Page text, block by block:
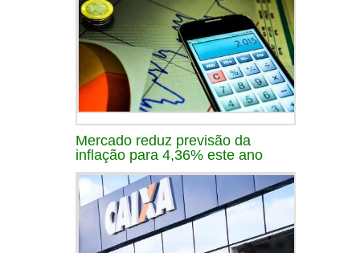
Mercado reduz previsão da
inflação para 4,36% este ano